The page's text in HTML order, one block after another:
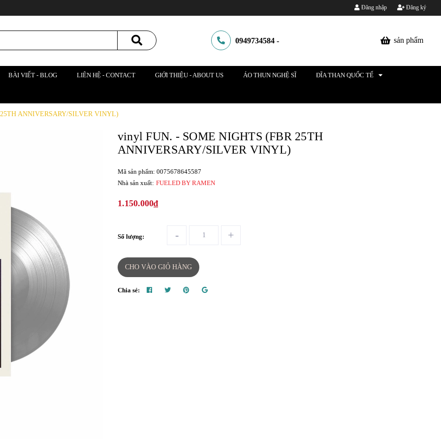
Đăng nhập Đăng ký
0949734584 - sản phẩm
BÀI VIẾT - BLOG LIÊN HỆ - CONTACT GIỚI THIỆU - ABOUT US ÁO THUN NGHỆ SĨ ĐĨA THAN QUỐC TẾ
ANNIVERSARY/SILVER VINYL)
vinyl FUN. - SOME NIGHTS (FBR 25TH
ANNIVERSARY/SILVER VINYL)
Mã sản phẩm: 0075678645587
Nhà sản xuất: FUELED BY RAMEN
1.150.000₫
Số lượng: - +
CHO VÀO GIỎ HÀNG
Chia sẻ: